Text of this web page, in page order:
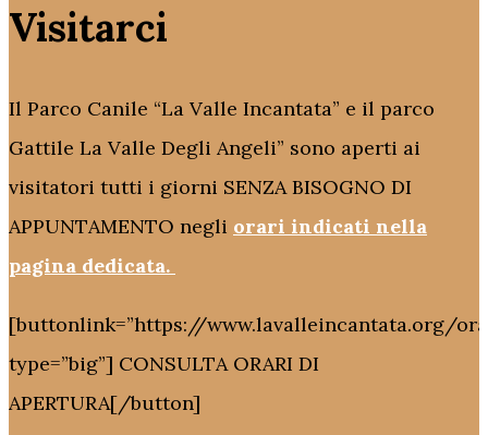
Visitarci
Il Parco Canile “La Valle Incantata” e il parco
Gattile La Valle Degli Angeli” sono aperti ai
visitatori tutti i giorni SENZA BISOGNO DI
APPUNTAMENTO negli orari indicati nella
pagina dedicata.
[buttonlink=”https://www.lavalleincantata.org/
type=”big”] CONSULTA ORARI DI
APERTURA[/button]